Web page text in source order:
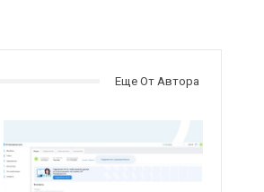
Еще От Автора